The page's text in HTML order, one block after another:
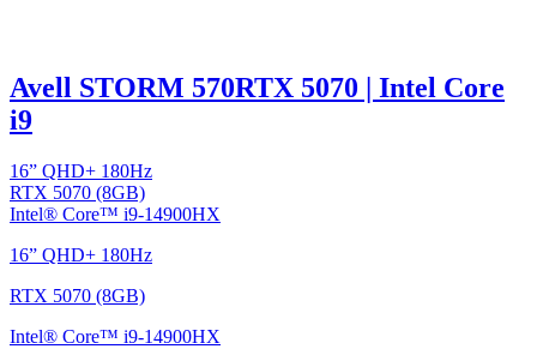
Avell STORM 570RTX 5070 | Intel Core
i9
16” QHD+ 180Hz
RTX 5070 (8GB)
Intel® Core™ i9-14900HX
16” QHD+ 180Hz
RTX 5070 (8GB)
Intel® Core™ i9-14900HX